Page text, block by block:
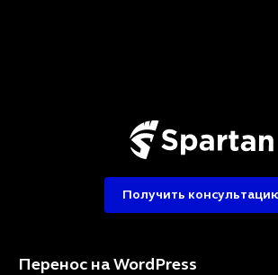
Перенос на WordPress
Получить